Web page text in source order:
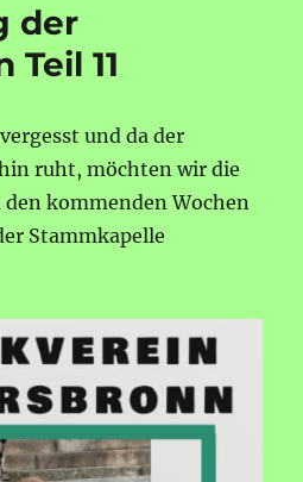
der
11
und da der
ruht, möchten wir die
kommenden Wochen
Stammkapelle